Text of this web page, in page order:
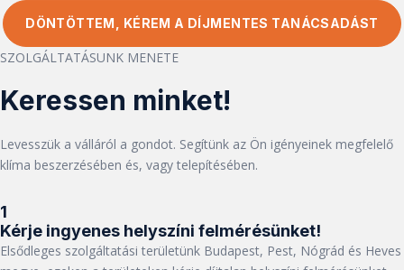
DÖNTÖTTEM, KÉREM A DÍJMENTES TANÁCSADÁST
SZOLGÁLTATÁSUNK MENETE
Keressen minket!
Levesszük a válláról a gondot. Segítünk az Ön igényeinek megfelelő
klíma beszerzésében és, vagy telepítésében.
1
Kérje ingyenes helyszíni felmérésünket!
Elsődleges szolgáltatási területünk Budapest, Pest, Nógrád és Heves